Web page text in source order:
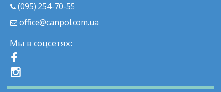
(095) 254-70-55
office@canpol.com.ua
Мы в соцсетях: